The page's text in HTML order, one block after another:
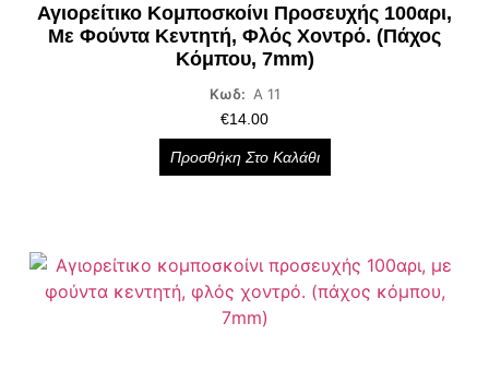
Αγιορείτικο Κομποσκοίνι Προσευχής 100αρι,
Με Φούντα Κεντητή, Φλός Χοντρό. (πάχος
Κόμπου, 7mm)
Κωδ: Α 11
€14.00
Προσθήκη Στο Καλάθι